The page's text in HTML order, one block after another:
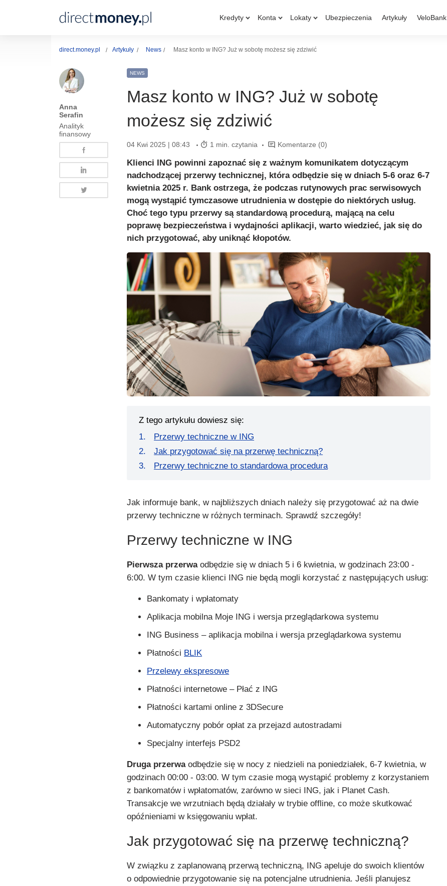
Kredyty Konta Lokaty Ubezpieczenia Artykuły VeloBank
direct.money.pl Artykuły News Masz konto w ING? Już w sobotę możesz się zdziwić
Anna
Serafin
Analityk
finansowy
NEWS
Masz konto w ING? Już w sobotę
możesz się zdziwić
04 Kwi 2025 | 08:43 1 min. czytania Komentarze (0)
Klienci ING powinni zapoznać się z ważnym komunikatem dotyczącym
nadchodzącej przerwy technicznej, która odbędzie się w dniach 5-6 oraz 6-7
kwietnia 2025 r. Bank ostrzega, że podczas rutynowych prac serwisowych
mogą wystąpić tymczasowe utrudnienia w dostępie do niektórych usług.
Choć tego typu przerwy są standardową procedurą, mającą na celu
poprawę bezpieczeństwa i wydajności aplikacji, warto wiedzieć, jak się do
nich przygotować, aby uniknąć kłopotów.
Z tego artykułu dowiesz się:
Przerwy techniczne w ING
Jak przygotować się na przerwę techniczną?
Przerwy techniczne to standardowa procedura
Jak informuje bank, w najbliższych dniach należy się przygotować aż na dwie
przerwy techniczne w różnych terminach. Sprawdź szczegóły!
Przerwy techniczne w ING
Pierwsza przerwaodbędzie się w dniach 5 i 6 kwietnia, w godzinach 23:00 -
6:00. W tym czasie klienci ING nie będą mogli korzystać z następujących usług:
Bankomaty i wpłatomaty
Aplikacja mobilna Moje ING i wersja przeglądarkowa systemu
ING Business – aplikacja mobilna i wersja przeglądarkowa systemu
Płatności BLIK
Przelewy ekspresowe
Płatności internetowe – Płać z ING
Płatności kartami online z 3DSecure
Automatyczny pobór opłat za przejazd autostradami
Specjalny interfejs PSD2
Druga przerwaodbędzie się w nocy z niedzieli na poniedziałek, 6-7 kwietnia, w
godzinach 00:00 - 03:00. W tym czasie mogą wystąpić problemy z korzystaniem
z bankomatów i wpłatomatów, zarówno w sieci ING, jak i Planet Cash.
Transakcje we wrzutniach będą działały w trybie offline, co może skutkować
opóźnieniami w księgowaniu wpłat.
Jak przygotować się na przerwę techniczną?
W związku z zaplanowaną przerwą techniczną, ING apeluje do swoich klientów
o odpowiednie przygotowanie się na potencjalne utrudnienia. Jeśli planujesz